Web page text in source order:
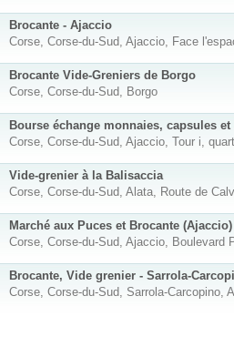
Brocante - Ajaccio
Corse, Corse-du-Sud, Ajaccio, Face
Brocante Vide-Greniers de Borgo
Corse, Corse-du-Sud, Borgo
Bourse échange monnaies, capsules
Corse, Corse-du-Sud, Ajaccio, Tour i,
Vide-grenier à la Balisaccia
Corse, Corse-du-Sud, Alata, Route de
Marché aux Puces et Brocante (Ajaccio)
Corse, Corse-du-Sud, Ajaccio, Boulevard
Brocante, Vide grenier - Sarrola-
Corse, Corse-du-Sud, Sarrola-Carcopino,